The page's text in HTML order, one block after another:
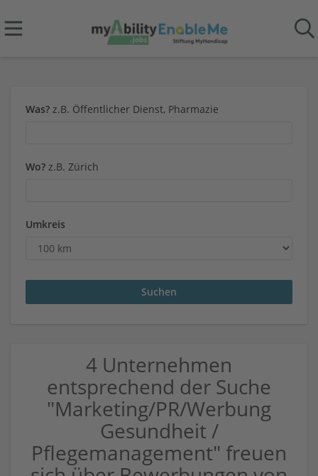
Was? z.B. Öffentlicher Dienst, Pharmazie
Wo? z.B. Zürich
Umkreis
4 Unternehmen
entsprechend der Suche
"Marketing/PR/Werbung
Gesundheit /
Pflegemanagement" freuen